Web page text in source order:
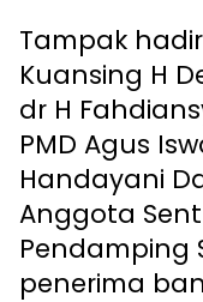
Tampak
Kuansing H
dr H
PMD Agus
Handayani
Anggota
Pendamping
penerima